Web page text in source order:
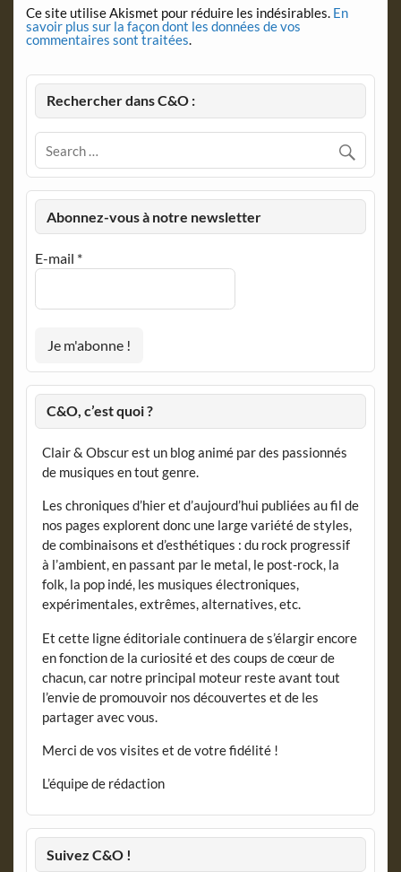
Ce site utilise Akismet pour réduire les indésirables. En
savoir plus sur la façon dont les données de vos
commentaires sont traitées.
Rechercher dans C&O :
Abonnez-vous à notre newsletter
E-mail *
C&O, c’est quoi ?
Clair & Obscur est un blog animé par des passionnés
de musiques en tout genre.
Les chroniques d’hier et d’aujourd’hui publiées au fil de
nos pages explorent donc une large variété de styles,
de combinaisons et d’esthétiques : du rock progressif
à l’ambient, en passant par le metal, le post-rock, la
folk, la pop indé, les musiques électroniques,
expérimentales, extrêmes, alternatives, etc.
Et cette ligne éditoriale continuera de s’élargir encore
en fonction de la curiosité et des coups de cœur de
chacun, car notre principal moteur reste avant tout
l’envie de promouvoir nos découvertes et de les
partager avec vous.
Merci de vos visites et de votre fidélité !
L’équipe de rédaction
Suivez C&O !